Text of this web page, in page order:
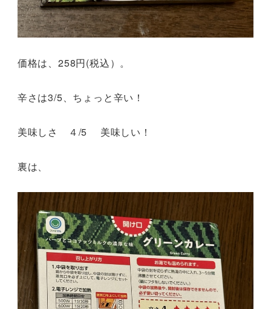
価格は、258円(税込）。
辛さは3/5、ちょっと辛い！
美味しさ ４/5 美味しい！
裏は、